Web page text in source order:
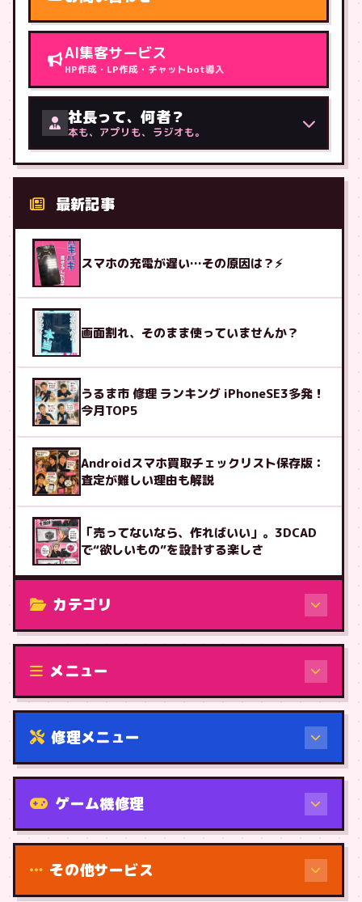
AI集客サービス
HP作成・LP作成・チャットbot導入
社長って、何者？
本も、アプリも、ラジオも。
最新記事
スマホの充電が遅い…その原因は？⚡
画面割れ、そのまま使っていませんか？
うるま市 修理 ランキング iPhoneSE3多発！
今月TOP5
Androidスマホ買取チェックリスト保存版：
査定が難しい理由も解説
「売ってないなら、作ればいい」。3DCAD
で“欲しいもの”を設計する楽しさ
カテゴリ
修理（機種から）
メニュー
修理メニュー
機種から
ゲーム機修理
その他サービス